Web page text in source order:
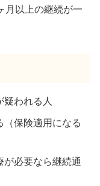
月以上の継続が一
疑われる人
保険適用になる
が必要なら継続通